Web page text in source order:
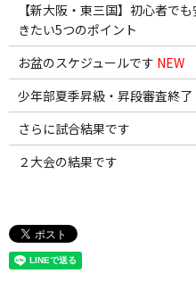
【新大阪・東三国】初心者で
きたい5つのポイント
お盆のスケジュールです NEW
少年部夏季昇級・昇段審査終了
さらに試合結果です
２大会の結果です